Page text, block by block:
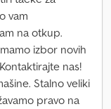
vam
na otkup.
izbor novih
nas!
Stalno veliki
pravo na